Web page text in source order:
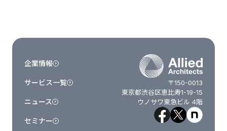
〒150-0013
東京都渋谷区恵比寿1-19-15
ウノサワ東急ビル 4階
企業情報
サービス一覧
ニュース
セミナー